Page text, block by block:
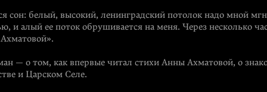
сон: белый, высокий, ленинградский потолок надо мной
и алый ее поток обрушивается на меня. Через несколько
— о том, как впервые читал стихи Анны Ахматовой, о
и Царском Селе.